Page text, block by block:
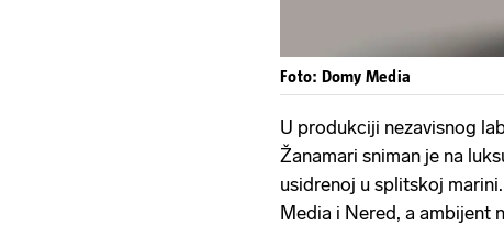
Foto: Domy Media
U produkciji nezavisnog
Žanamari sniman je na
usidrenoj u splitskoj
Media i Nered, a ambijent